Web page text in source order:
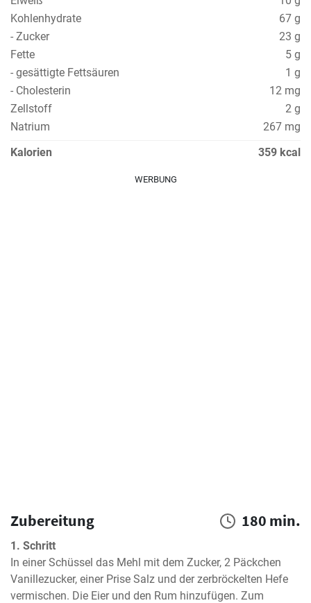
Kohlenhydrate
67 g
- Zucker
23 g
Fette
5 g
- gesättigte Fettsäuren
1 g
- Cholesterin
12 mg
Zellstoff
2 g
Natrium
267 mg
Kalorien
359 kcal
WERBUNG
Zubereitung 180 min.
1. Schritt
In einer Schüssel das Mehl mit dem Zucker, 2 Päckchen
Vanillezucker, einer Prise Salz und der zerbröckelten Hefe
vermischen. Die Eier und den Rum hinzufügen. Zum